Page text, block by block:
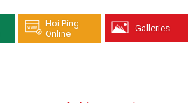
Hoi Ping
Online
Galleries